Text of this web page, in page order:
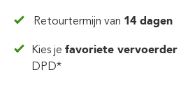
Retourtermijn van 14 dagen
Kies jefavoriete vervoerder
DPD*